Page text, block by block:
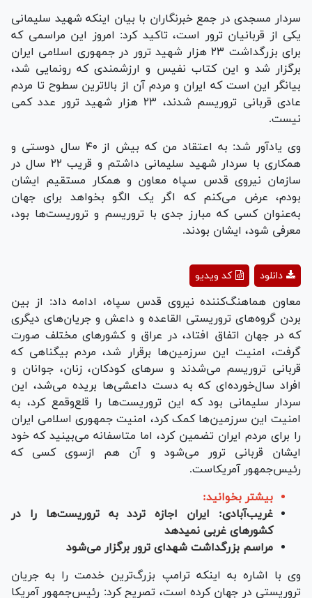
سردار مسجدی در جمع خبرنگاران با بیان اینکه شهید سلیمانی
یکی از قربانیان ترور است، تاکید کرد: امروز این مراسمی که
برای بزرگداشت ۲۳ هزار شهید ترور در جمهوری اسلامی ایران
برگزار شد و این کتاب نفیس و ارزشمندی که رونمایی شد،
بیانگر این است که ایران و مردم آن از بالاترین سطوح تا مردم
عادی قربانی تروریسم شدند، ۲۳ هزار شهید ترور عدد کمی
نیست.
وی یادآور شد: به اعتقاد من که بیش از ۴۰ سال دوستی و
همکاری با سردار شهید سلیمانی داشتم و قریب ۲۲ سال در
سازمان نیروی قدس سپاه معاون و همکار مستقیم ایشان
بودم، عرض می‌کنم که اگر یک الگو بخواهد برای جهان
به‌عنوان کسی که مبارز جدی با تروریسم و تروریست‌ها بود،
معرفی شود، ایشان بودند.
Play
Video
کد ویدیو دانلود
معاون هماهنگ‌کننده نیروی قدس سپاه، ادامه داد: از بین
بردن گروه‌های تروریستی القاعده و داعش و جریان‌های دیگری
که در جهان اتفاق افتاد، در عراق و کشور‌های مختلف صورت
گرفت، امنیت این سرزمین‌ها برقرار شد، مردم بیگناهی که
قربانی تروریسم می‌شدند و سر‌های کودکان، زنان، جوانان و
افراد سال‌خورده‌ای که به دست داعشی‌ها بریده می‌شد، این
سردار سلیمانی بود که این تروریست‌ها را قلع‎‌وقمع کرد، به
امنیت این سرزمین‌ها کمک کرد، امنیت جمهوری اسلامی ایران
را برای مردم ایران تضمین کرد، اما متاسفانه می‌بینید که خود
ایشان قربانی ترور می‌شود و آن هم ازسوی کسی که
رئیس‌جمهور آمریکاست.
بیشتر بخوانید:
غریب‌آبادی: ایران اجازه تردد به تروریست‌ها را در
کشورهای غربی نمی‎دهد
مراسم بزرگداشت شهدای ترور برگزار می‌شود
وی با اشاره به اینکه ترامپ بزرگ‌ترین خدمت را به جریان
تروریستی در جهان کرده است، تصریح کرد: رئیس‌جمهور آمریکا